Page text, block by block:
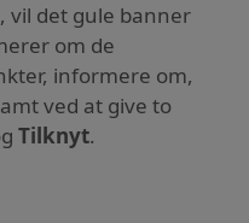
vil det gule banner
om de
informere om,
ved at give to
Tilknyt.